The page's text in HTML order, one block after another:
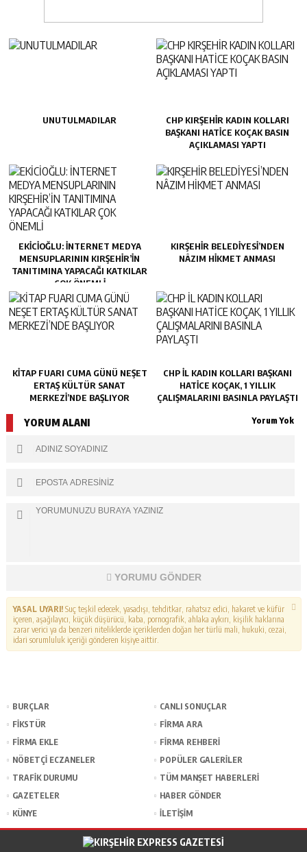
UNUTULMADILAR
CHP KIRŞEHİR KADIN KOLLARI
BAŞKANI HATİCE KOÇAK BASIN
AÇIKLAMASI YAPTI
EKİCİOĞLU: İNTERNET MEDYA
MENSUPLARININ KIRŞEHİR’İN
TANITIMINA YAPACAĞI KATKILAR
ÇOK ÖNEMLİ
KIRŞEHİR BELEDİYESİ’NDEN
NÂZIM HİKMET ANMASI
KİTAP FUARI CUMA GÜNÜ NEŞET
ERTAŞ KÜLTÜR SANAT
MERKEZİ’NDE BAŞLIYOR
CHP İL KADIN KOLLARI BAŞKANI
HATİCE KOÇAK, 1 YILLIK
ÇALIŞMALARINI BASINLA PAYLAŞTI
YORUM ALANI Yorum Yok
YORUMU GÖNDER
YASAL UYARI!Suç teşkil edecek, yasadışı, tehditkar, rahatsız edici, hakaret ve küfür
içeren, aşağılayıcı, küçük düşürücü, kaba, pornografik, ahlaka aykırı, kişilik haklarına
zarar verici ya da benzeri niteliklerde içeriklerden doğan her türlü mali, hukuki, cezai,
idari sorumluluk içeriği gönderen kişiye aittir.
BURÇLAR
CANLI SONUÇLAR
FİKSTÜR
FİRMA ARA
FİRMA EKLE
FİRMA REHBERİ
NÖBETÇİ ECZANELER
POPÜLER GALERİLER
TRAFİK DURUMU
TÜM MANŞET HABERLERİ
GAZETELER
HABER GÖNDER
KÜNYE
İLETİŞİM